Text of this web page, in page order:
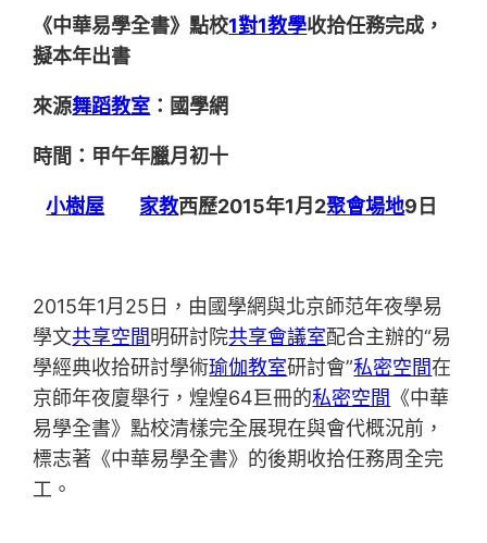
《中華易學全書》點校1對1教學收拾任務完成，
擬本年出書
來源舞蹈教室 ：國學網
時間：甲午年臘月初十
小樹屋 家教西歷2015年1月2聚會場地9日
2015年1月25日，由國學網與北京師范年夜學易
學文共享空間明研討院共享會議室配合主辦的“易
學經典收拾研討學術瑜伽教室研討會”私密空間在
京師年夜廈舉行，煌煌64巨冊的私密空間 《中華
易學全書》點校清樣完全展現在與會代概況前，
標志著《中華易學全書》的後期收拾任務周全完
工。